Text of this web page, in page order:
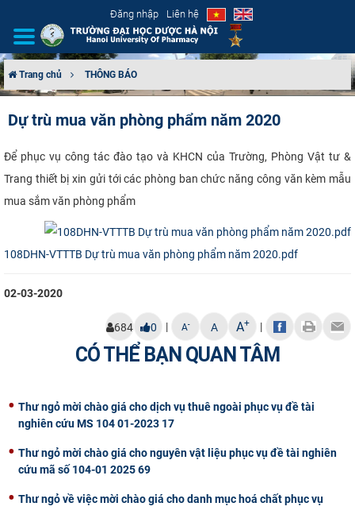
Đăng nhập Liên hệ
TUYỂN SINH
ĐÀO TẠO
ĐẢM BẢO CHẤT LƯỢNG
KHOA HỌC CÔNG NGHỆ
Trang chủ THÔNG BÁO
Dự trù mua văn phòng phẩm năm 2020
​​Để phục vụ công tác đào tạo và KHCN của Trường, Phòng Vật tư &
Trang thiết bị xin gửi tới các phòng ban chức năng công văn kèm mẫu
mua sắm văn phòng phẩm
108DHN-VTTTB Dự trù mua văn phòng phẩm năm 2020.pdf
02-03-2020
684 0 | A- A A+ |
CÓ THỂ BẠN QUAN TÂM
Thư ngỏ mời chào giá cho dịch vụ thuê ngoài phục vụ đề tài
nghiên cứu MS 104 01-2023 17
Thư ngỏ mời chào giá cho nguyên vật liệu phục vụ đề tài nghiên
cứu mã số 104-01 2025 69
Thư ngỏ về việc mời chào giá cho danh mục hoá chất phục vụ